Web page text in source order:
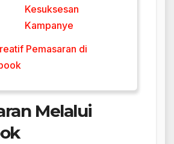
Kesuksesan
Kampanye
Pemasaran di
Melalui